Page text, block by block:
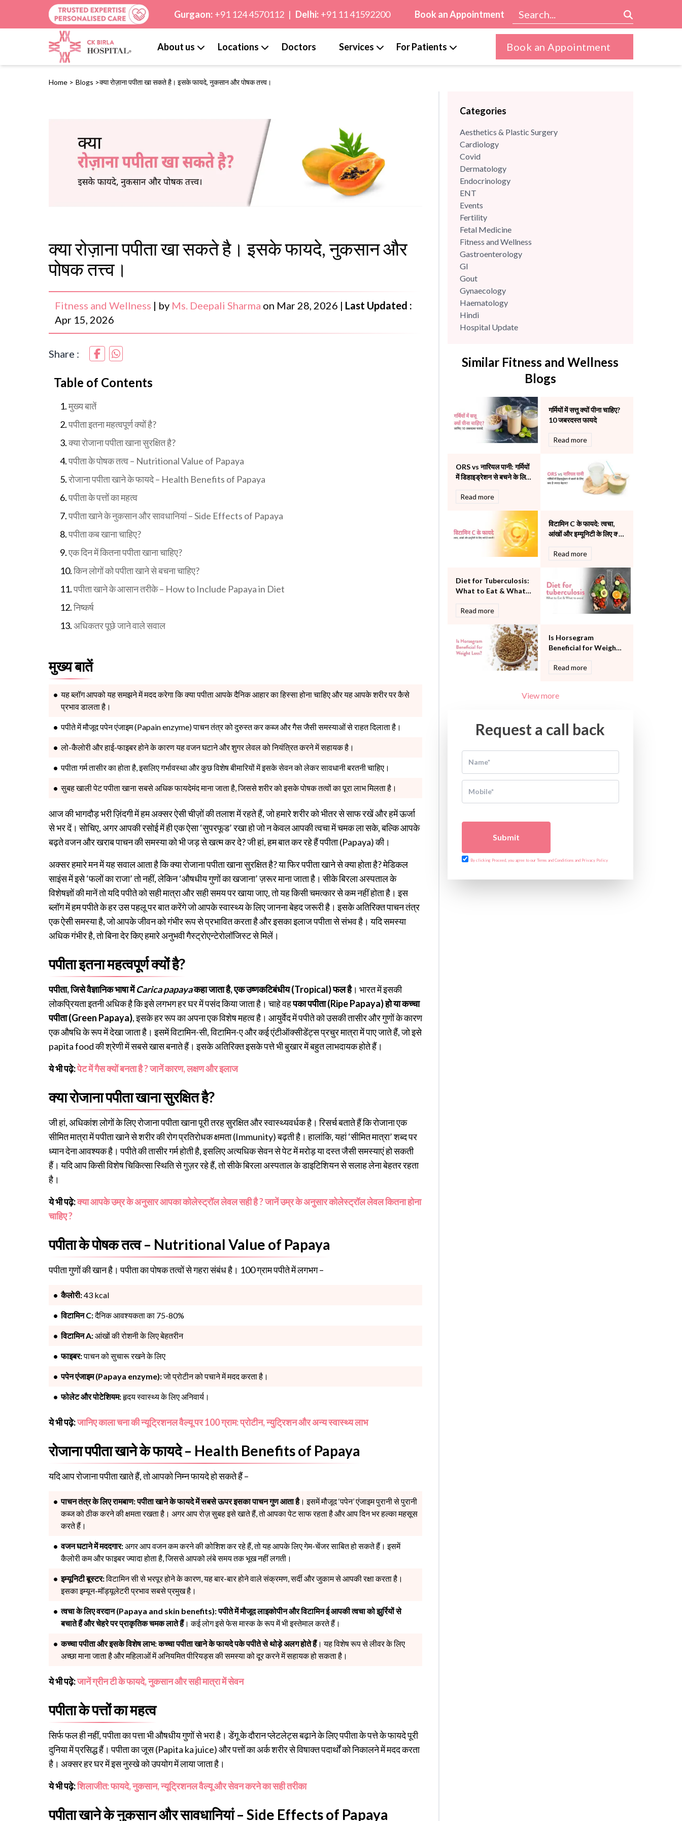
Gurgaon: +91 124 4570112 | Delhi: +91 11 41592200 Book an Appointment
About us Locations Doctors Services For Patients Book an Appointment
Home > Blogs >क्या रोज़ाना पपीता खा सकते है। इसके फायदे, नुकसान और पोषक तत्त्व।
क्या रोज़ाना पपीता खा सकते है। इसके फायदे, नुकसान और
पोषक तत्त्व।
Fitness and Wellness | by Ms. Deepali Sharma on Mar 28, 2026 | Last Updated :
Apr 15, 2026
Share :
Table of Contents
मुख्य बातें
पपीता इतना महत्वपूर्ण क्यों है?
क्या रोजाना पपीता खाना सुरक्षित है?
पपीता के पोषक तत्व – Nutritional Value of Papaya
रोजाना पपीता खाने के फायदे – Health Benefits of Papaya
पपीता के पत्तों का महत्व
पपीता खाने के नुकसान और सावधानियां – Side Effects of Papaya
पपीता कब खाना चाहिए?
एक दिन में कितना पपीता खाना चाहिए?
किन लोगों को पपीता खाने से बचना चाहिए?
पपीता खाने के आसान तरीके – How to Include Papaya in Diet
निष्कर्ष
अधिकतर पूछे जाने वाले सवाल
मुख्य बातें
यह ब्लॉग आपको यह समझने में मदद करेगा कि क्या पपीता आपके दैनिक आहार का हिस्सा होना चाहिए और यह आपके शरीर पर कैसे
प्रभाव डालता है।
पपीते में मौजूद पपेन एंजाइम (Papain enzyme) पाचन तंत्र को दुरुस्त कर कब्ज और गैस जैसी समस्याओं से राहत दिलाता है।
लो-कैलोरी और हाई-फाइबर होने के कारण यह वजन घटाने और शुगर लेवल को नियंत्रित करने में सहायक है।
पपीता गर्म तासीर का होता है, इसलिए गर्भावस्था और कुछ विशेष बीमारियों में इसके सेवन को लेकर सावधानी बरतनी चाहिए।
सुबह खाली पेट पपीता खाना सबसे अधिक फायदेमंद माना जाता है, जिससे शरीर को इसके पोषक तत्वों का पूरा लाभ मिलता है।
आज की भागदौड़ भरी ज़िंदगी में हम अक्सर ऐसी चीज़ों की तलाश में रहते हैं, जो हमारे शरीर को भीतर से साफ रखें और हमें ऊर्जा
से भर दें। सोचिए, अगर आपकी रसोई में ही एक ऐसा ‘सुपरफूड’ रखा हो जो न केवल आपकी त्वचा में चमक ला सके, बल्कि आपके
बढ़ते वजन और खराब पाचन की समस्या को भी जड़ से खत्म कर दे? जी हां, हम बात कर रहे हैं पपीता (Papaya) की।
अक्सर हमारे मन में यह सवाल आता है कि क्या रोजाना पपीता खाना सुरक्षित है? या फिर पपीता खाने से क्या होता है? मेडिकल
साइंस में इसे ‘फलों का राजा’ तो नहीं, लेकिन ‘औषधीय गुणों का खजाना’ ज़रूर माना जाता है। सीके बिरला अस्पताल के
विशेषज्ञों की मानें तो यदि पपीते को सही मात्रा और सही समय पर खाया जाए, तो यह किसी चमत्कार से कम नहीं होता है। इस
ब्लॉग में हम पपीते के हर उस पहलू पर बात करेंगे जो आपके स्वास्थ्य के लिए जानना बेहद जरूरी है। इसके अतिरिक्त पाचन तंत्र
एक ऐसी समस्या है, जो आपके जीवन को गंभीर रूप से प्रभावित करता है और इसका इलाज पपीता से संभव है। यदि समस्या
अधिक गंभीर है, तो बिना देर किए हमारे अनुभवी गैस्ट्रोएन्टेरोलॉजिस्ट से मिलें।
पपीता इतना महत्वपूर्ण क्यों है?
पपीता, जिसे वैज्ञानिक भाषा मेंCarica papayaकहा जाता है, एक उष्णकटिबंधीय (Tropical) फल है। भारत में इसकी
लोकप्रियता इतनी अधिक है कि इसे लगभग हर घर में पसंद किया जाता है। चाहे वहपका पपीता (Ripe Papaya) हो या कच्चा
पपीता (Green Papaya), इसके हर रूप का अपना एक विशेष महत्व है। आयुर्वेद में पपीते को उसकी तासीर और गुणों के कारण
एक औषधि के रूप में देखा जाता है। इसमें विटामिन-सी, विटामिन-ए और कई एंटीऑक्सीडेंट्स प्रचुर मात्रा में पाए जाते हैं, जो इसे
papita food की श्रेणी में सबसे खास बनाते हैं। इसके अतिरिक्त इसके पत्ते भी बुखार में बहुत लाभदायक होते हैं।
ये भी पढ़े:पेट में गैस क्यों बनता है ? जानें कारण, लक्षण और इलाज
क्या रोजाना पपीता खाना सुरक्षित है?
जी हां, अधिकांश लोगों के लिए रोजाना पपीता खाना पूरी तरह सुरक्षित और स्वास्थ्यवर्धक है। रिसर्च बताते हैं कि रोजाना एक
सीमित मात्रा में पपीता खाने से शरीर की रोग प्रतिरोधक क्षमता (Immunity) बढ़ती है। हालांकि, यहां ‘सीमित मात्रा’ शब्द पर
ध्यान देना आवश्यक है। पपीते की तासीर गर्म होती है, इसलिए अत्यधिक सेवन से पेट में मरोड़ या दस्त जैसी समस्याएं हो सकती
हैं। यदि आप किसी विशेष चिकित्सा स्थिति से गुज़र रहे हैं, तो सीके बिरला अस्पताल के डाइटिशियन से सलाह लेना बेहतर रहता
है।
ये भी पढ़े:क्या आपके उम्र के अनुसार आपका कोलेस्ट्रॉल लेवल सही है ? जानें उम्र के अनुसार कोलेस्ट्रॉल लेवल कितना होना
चाहिए ?
पपीता के पोषक तत्व – Nutritional Value of Papaya
पपीता गुणों की खान है। पपीता का पोषक तत्वों से गहरा संबंध है। 100 ग्राम पपीते में लगभग –
कैलोरी:43 kcal
विटामिन C:दैनिक आवश्यकता का 75-80%
विटामिन A:आंखों की रोशनी के लिए बेहतरीन
फाइबर:पाचन को सुचारू रखने के लिए
पपेन एंजाइम (Papaya enzyme):जो प्रोटीन को पचाने में मदद करता है।
फोलेट और पोटेशियम:हृदय स्वास्थ्य के लिए अनिवार्य।
ये भी पढ़े:जानिए काला चना की न्यूट्रिशनल वैल्यू पर 100 ग्राम: प्रोटीन, न्युट्रिशन और अन्य स्वास्थ्य लाभ
रोजाना पपीता खाने के फायदे – Health Benefits of Papaya
यदि आप रोजाना पपीता खाते हैं, तो आपको निम्न फायदे हो सकते हैं –
पाचन तंत्र के लिए रामबाण:पपीता खाने के फायदे में सबसे ऊपर इसका पाचन गुण आता है। इसमें मौजूद ‘पपेन’ एंजाइम पुरानी से पुरानी
कब्ज को ठीक करने की क्षमता रखता है। अगर आप रोज़ सुबह इसे खाते हैं, तो आपका पेट साफ रहता है और आप दिन भर हल्का महसूस
करते हैं।
वजन घटाने में मददगार:अगर आप वजन कम करने की कोशिश कर रहे हैं, तो यह आपके लिए गेम-चेंजर साबित हो सकते हैं। इसमें
कैलोरी कम और फाइबर ज्यादा होता है, जिससे आपको लंबे समय तक भूख नहीं लगती।
इम्यूनिटी बूस्टर:विटामिन सी से भरपूर होने के कारण, यह बार-बार होने वाले संक्रमण, सर्दी और जुकाम से आपकी रक्षा करता है।
इसका इम्यून-मॉड्यूलेटरी प्रभाव सबसे प्रमुख है।
त्वचा के लिए वरदान (Papaya and skin benefits):पपीते में मौजूद लाइकोपीन और विटामिन ई आपकी त्वचा को झुर्रियों से
बचाते हैं और चेहरे पर प्राकृतिक चमक लाते हैं। कई लोग इसे फेस मास्क के रूप में भी इस्तेमाल करते हैं।
कच्चा पपीता और इसके विशेष लाभ:कच्चा पपीता खाने के फायदे पके पपीते से थोड़े अलग होते हैं। यह विशेष रूप से लीवर के लिए
अच्छा माना जाता है और महिलाओं में अनियमित पीरियड्स की समस्या को दूर करने में सहायक हो सकता है।
ये भी पढ़े:जानें ग्रीन टी के फायदे, नुकसान और सही मात्रा में सेवन
पपीता के पत्तों का महत्व
सिर्फ फल ही नहीं, पपीता का पत्ता भी औषधीय गुणों से भरा है। डेंगू के दौरान प्लेटलेट्स बढ़ाने के लिए पपीता के पत्ते के फायदे पूरी
दुनिया में प्रसिद्ध हैं। पपीता का जूस (Papita ka juice) और पत्तों का अर्क शरीर से विषाक्त पदार्थों को निकालने में मदद करता
है। अक्सर हर घर में इस नुस्खे को उपयोग में लाया जाता है।
ये भी पढ़े:शिलाजीत: फायदे, नुकसान, न्यूट्रिशनल वैल्यू और सेवन करने का सही तरीका
पपीता खाने के नुकसान और सावधानियां – Side Effects of Papaya
Categories
Aesthetics & Plastic Surgery
Cardiology
Covid
Dermatology
Endocrinology
ENT
Events
Fertility
Fetal Medicine
Fitness and Wellness
Gastroenterology
GI
Gout
Gynaecology
Haematology
Hindi
Hospital Update
Mental Health
Minimal Access and Bariatric Surgery
Neonatology & Paediatrics
Nephrology & Dialysis
Neurology
Obstetrics
Orthopaedics
Pulmonology
Rheumatology
Surgery
The Breast Centre
The Oncology Centre
Urology
Water Birthing
Similar Fitness and Wellness
Blogs
गर्मियों में सत्तू क्यों पीना चाहिए?
10 जबरदस्त फायदे
Read more
ORS vs नारियल पानी: गर्मियों
में डिहाइड्रेशन से बचने के लिए
Read more
विटामिन C के फायदे: त्वचा,
आंखों और इम्यूनिटी के लिए क्यों
Read more
Diet for Tuberculosis:
What to Eat & What
Read more
Is Horsegram
Beneficial for Weight
Read more
View more
Request a call back
Submit
By clicking Proceed, you agree to our Terms and Conditions and Privacy Policy